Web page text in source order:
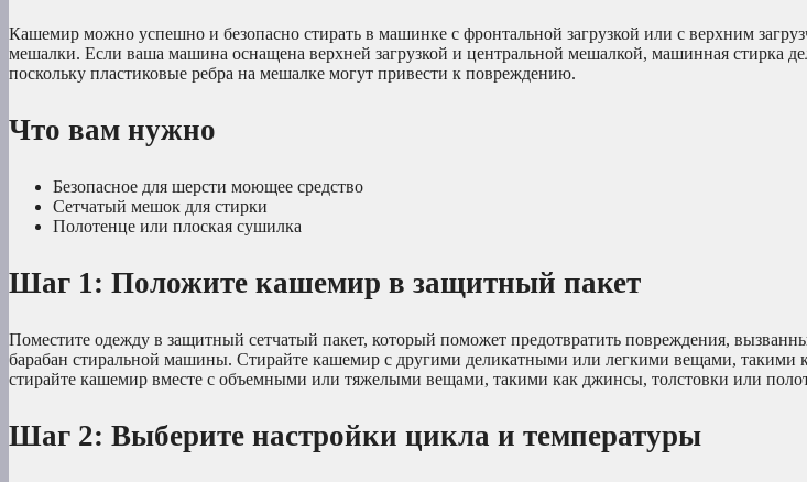
Кашемир можно успешно и безопасно стирать в машинке с фронтальной загрузкой или с верхним
мешалки. Если ваша машина оснащена верхней загрузкой и центральной мешалкой, машинная стирка
поскольку пластиковые ребра на мешалке могут привести к повреждению.
Что вам нужно
Безопасное для шерсти моющее средство
Сетчатый мешок для стирки
Полотенце или плоская сушилка
Шаг 1: Положите кашемир в защитный пакет
Поместите одежду в защитный сетчатый пакет, который поможет предотвратить повреждения,
барабан стиральной машины. Стирайте кашемир с другими деликатными или легкими вещами, такими
стирайте кашемир вместе с объемными или тяжелыми вещами, такими как джинсы, толстовки или
Шаг 2: Выберите настройки цикла и температуры